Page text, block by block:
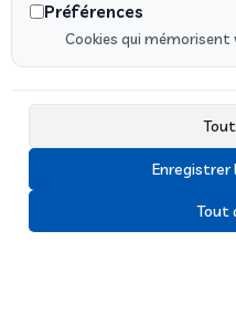
Des solutions de
privée ou taxi
et en
Nos
Préférences
Cookies qui
Enregistrer
Tout